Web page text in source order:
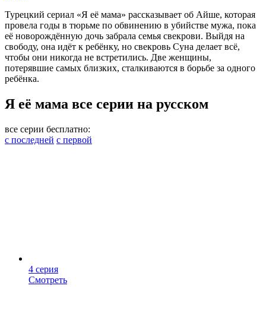
Турецкий сериал «Я её мама» рассказывает об Айше, которая
провела годы в тюрьме по обвинению в убийстве мужа, пока
её новорождённую дочь забрала семья свекрови. Выйдя на
свободу, она идёт к ребёнку, но свекровь Суна делает всё,
чтобы они никогда не встретились. Две женщины,
потерявшие самых близких, сталкиваются в борьбе за одного
ребёнка.
Я её мама все серии на русском
все серии бесплатно:
с последней с первой
4 серия
Смотреть